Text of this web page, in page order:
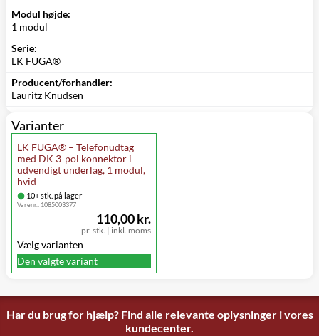
Modul højde:
1 modul
Serie:
LK FUGA®
Producent/forhandler:
Lauritz Knudsen
Varianter
LK FUGA® – Telefonudtag
med DK 3-pol konnektor i
udvendigt underlag, 1 modul,
hvid
10+ stk. på lager
Varenr.: 1085003377
pr. stk. | inkl. moms
110,00 kr.
Vælg varianten
Den valgte variant
Har du brug for hjælp? Find alle relevante oplysninger i vores
kundecenter.